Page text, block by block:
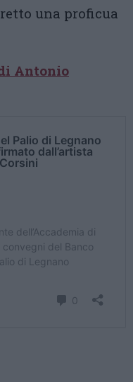
una proficua
Antonio